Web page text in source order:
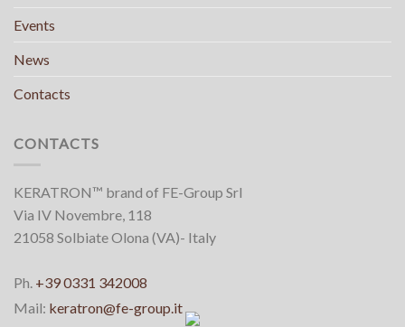
Events
News
Contacts
CONTACTS
KERATRON™ brand of FE-Group Srl
Via IV Novembre, 118
21058 Solbiate Olona (VA)- Italy
Ph. +39 0331 342008
Mail: keratron@fe-group.it